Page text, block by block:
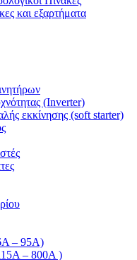
και εξαρτήματα
(Inverter)
εκκίνησης (soft starter)
– 95A)
– 800A )